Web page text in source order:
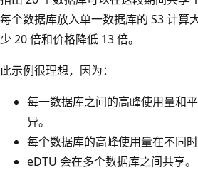
每个数据库放入单一数据库的 S3 计算
少 20 倍和价格降低 13 倍。
此示例很理想，因为：
每一数据库之间的高峰使用量和
异。
每个数据库的高峰使用量在不同时
eDTU 会在多个数据库之间共享。